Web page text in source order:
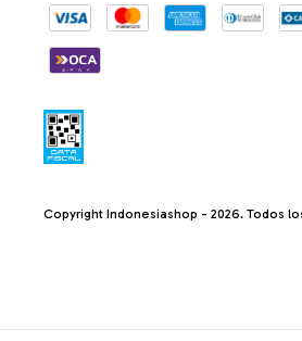
Copyright Indonesiashop - 2026. Todos